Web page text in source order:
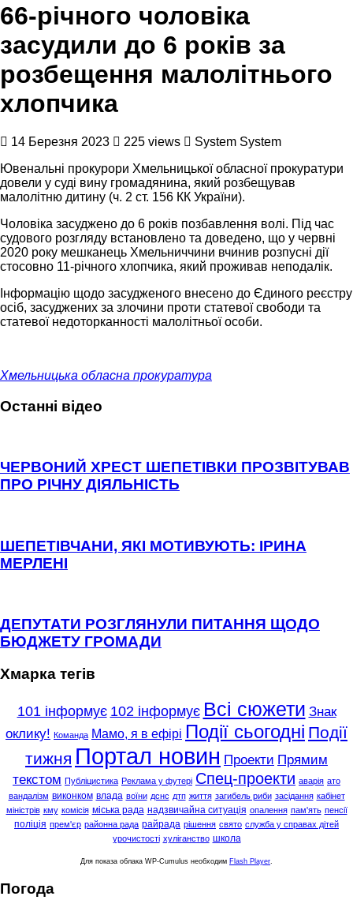
66-річного чоловіка
засудили до 6 років за
розбещення малолітнього
хлопчика
14 Березня 2023 225 views
System System
Ювенальні прокурори Хмельницької обласної прокуратури
довели у суді вину громадянина, який розбещував
малолітню дитину (ч. 2 ст. 156 КК України).
Чоловіка засуджено до 6 років позбавлення волі. Під час
судового розгляду встановлено та доведено, що у червні
2020 року мешканець Хмельниччини вчинив розпусні дії
стосовно 11-річного хлопчика, який проживав неподалік.
Інформацію щодо засудженого внесено до Єдиного реєстру
осіб, засуджених за злочини проти статевої свободи та
статевої недоторканності малолітньої особи.
Хмельницька обласна прокуратура
Останні відео
ЧЕРВОНИЙ ХРЕСТ ШЕПЕТІВКИ ПРОЗВІТУВАВ
ПРО РІЧНУ ДІЯЛЬНІСТЬ
ШЕПЕТІВЧАНИ, ЯКІ МОТИВУЮТЬ: ІРИНА
МЕРЛЕНІ
ДЕПУТАТИ РОЗГЛЯНУЛИ ПИТАННЯ ЩОДО
БЮДЖЕТУ ГРОМАДИ
Хмарка тегів
101 інформує 102 інформує Всі сюжети Знак
оклику! Команда Мамо, я в ефірі Події сьогодні Події
тижня Портал новин Проекти Прямим
текстом Публіцистика Реклама у футері Спец-проекти аварія ато
вандалізм виконком влада воїни дснс дтп життя загибель риби засідання кабінет
міністрів кму комісія міська рада надзвичайна ситуація опалення пам'ять пенсії
поліція прем'єр районна рада райрада рішення свято служба у справах дітей
урочистості хуліганство школа
Для показа облака WP-Cumulus необходим Flash Player
Погода